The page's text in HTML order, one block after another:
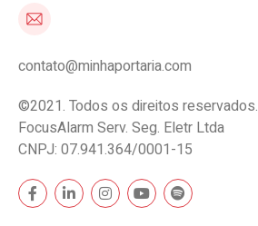
contato@minhaportaria.com
©2021. Todos os direitos reservados.
FocusAlarm Serv. Seg. Eletr Ltda
CNPJ: 07.941.364/0001-15